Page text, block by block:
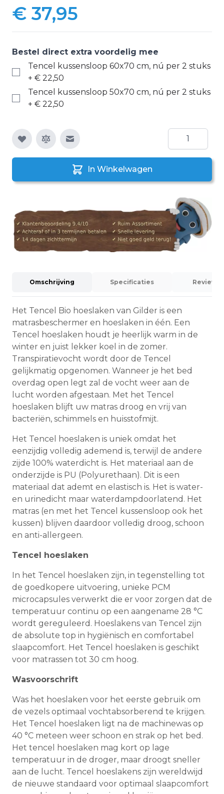
€ 37,95
Bestel direct extra voordelig mee
Tencel kussensloop 60x70 cm, nú per 2 stuks
+ € 22,50
Tencel kussensloop 50x70 cm, nú per 2 stuks
+ € 22,50
E-mail naar een vriend
Aantal
In Winkelwagen
Omschrijving Specificaties Reviews
Het Tencel Bio hoeslaken van Gilder is een
matrasbeschermer en hoeslaken in één. Een
Tencel hoeslaken houdt je heerlijk warm in de
winter en juist lekker koel in de zomer.
Transpiratievocht wordt door de Tencel
gelijkmatig opgenomen. Wanneer je het bed
overdag open legt zal de vocht weer aan de
lucht worden afgestaan. Met het Tencel
hoeslaken blijft uw matras droog en vrij van
bacteriën, schimmels en huisstofmijt.
Het Tencel hoeslaken is uniek omdat het
eenzijdig volledig ademend is, terwijl de andere
zijde 100% waterdicht is. Het materiaal aan de
onderzijde is PU (Polyurethaan). Dit is een
materiaal dat ademt en elastisch is. Het is water-
en urinedicht maar waterdampdoorlatend. Het
matras (en met het Tencel kussensloop ook het
kussen) blijven daardoor volledig droog, schoon
en anti-allergeen.
Tencel hoeslaken
In het Tencel hoeslaken zijn, in tegenstelling tot
de goedkopere uitvoering, unieke PCM
microcapsules verwerkt die er voor zorgen dat de
temperatuur continu op een aangename 28 °C
wordt gereguleerd. Hoeslakens van Tencel zijn
de absolute top in hygiënisch en comfortabel
slaapcomfort. Het Tencel hoeslaken is geschikt
voor matrassen tot 30 cm hoog.
Wasvoorschrift
Was het hoeslaken voor het eerste gebruik om
de vezels optimaal vochtabsorberend te krijgen.
Het Tencel hoeslaken ligt na de machinewas op
40 °C meteen weer schoon en strak op het bed.
Het tencel hoeslaken mag kort op lage
temperatuur in de droger, maar droogt sneller
aan de lucht. Tencel hoeslakens zijn wereldwijd
de nieuwe standaard voor optimaal slaapcomfort